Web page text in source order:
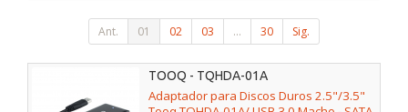
Ant. 01 02 03 ... 30 Sig.
TOOQ - TQHDA-01A
Adaptador para Discos Duros 2.5"/3.5"